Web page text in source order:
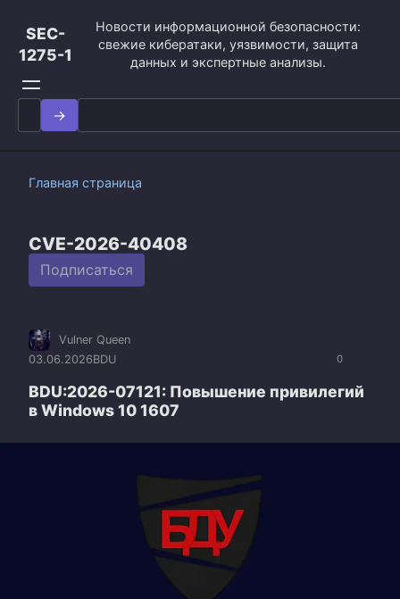
контенту
SEC-
1275-1
Новости информационной безопасности:
свежие кибератаки, уязвимости, защита
данных и экспертные анализы.
Search
for:
Главная страница
CVE-2026-40408
Подписаться
0
Vulner Queen
03.06.2026BDU
BDU:2026-07121: Повышение привилегий
в Windows 10 1607